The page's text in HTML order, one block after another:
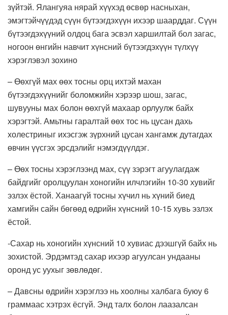
зүйтэй. Ялангуяа нярай хүүхэд өсвөр насныхан,
эмэгтэйчүүдэд сүүн бүтээгдэхүүн ихээр шаарддаг. Сүүн
бүтээгдэхүүний олдоц бага эсвэл харшилтай бол загас,
ногоон өнгийн навчит хүнсний бүтээгдэхүүн түлхүү
хэрэглэвэл зохино
– Өөхгүй мах өөх тосны орц ихтэй махан
бүтээгдэхүүнийг боломжийн хэрээр шош, загас,
шувууны мах болон өөхгүй махаар орлуулж байх
хэрэгтэй. Амьтны гаралтай өөх тос нь цусан дахь
холестриныг ихэсгэж зүрхний цусан хангамж дутагдах
өвчин үүсгэх эрсдэлийг нэмэгдүүлдэг.
– Өөх тосны хэрэглээнд мах, сүү зэрэгт агуулагдаж
байдгийг оролцуулан хоногийн илчлэгийн 10-30 хувийг
эзлэх ёстой. Ханаагүй тосны хүчил нь хүний биед
хамгийн сайн бөгөөд өдрийн хүнсний 10-15 хувь эзлэх
ёстой.
-Сахар нь хоногийн хүнсний 10 хувиас дээшгүй байх нь
зохистой. Эрдэмтэд сахар ихээр агуулсан ундааны
оронд ус уухыг зөвлөдөг.
– Давсны өдрийн хэрэглээ нь хоолны халбага буюу 6
граммаас хэтрэх ёсгүй. Энд талх болон лаазалсан